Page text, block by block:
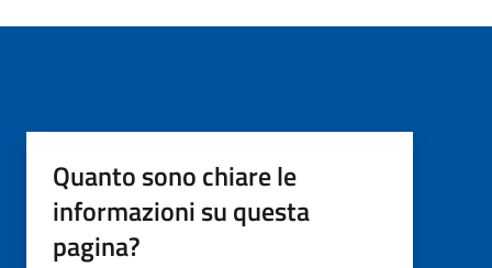
Quanto sono chiare le
informazioni su questa
pagina?